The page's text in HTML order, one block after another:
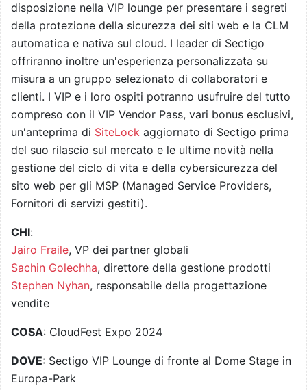
disposizione nella VIP lounge per presentare i segreti
della protezione della sicurezza dei siti web e la CLM
automatica e nativa sul cloud. I leader di Sectigo
offriranno inoltre un'esperienza personalizzata su
misura a un gruppo selezionato di collaboratori e
clienti. I VIP e i loro ospiti potranno usufruire del tutto
compreso con il VIP Vendor Pass, vari bonus esclusivi,
un'anteprima di SiteLock aggiornato di Sectigo prima
del suo rilascio sul mercato e le ultime novità nella
gestione del ciclo di vita e della cybersicurezza del
sito web per gli MSP (Managed Service Providers,
Fornitori di servizi gestiti).
CHI:
Jairo Fraile, VP dei partner globali
Sachin Golechha, direttore della gestione prodotti
Stephen Nyhan, responsabile della progettazione
vendite
COSA: CloudFest Expo 2024
DOVE: Sectigo VIP Lounge di fronte al Dome Stage in
Europa-Park